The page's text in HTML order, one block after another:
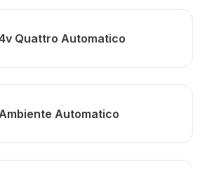
Quattro Automatico
Automatico